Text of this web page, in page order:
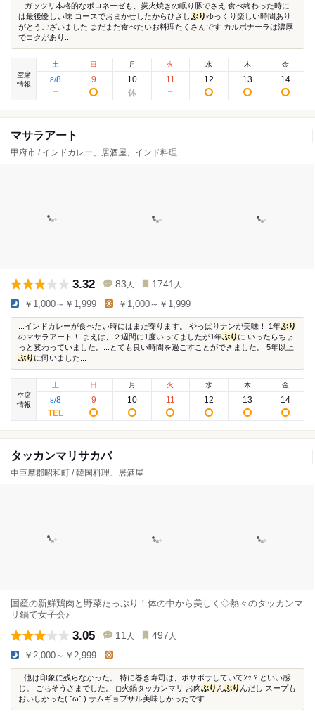
...ガッツリ本格的なボロネーゼも、炭火焼きの眠り豚でさえ 食べ終わった時に
は最後優しい味 コースでおまかせしたからひさしぶりゆっくり楽しい時間あり
がとうございました まだまだ食べたいお料理たくさんです カルボナーラは濃厚
でコクがあり...
空席
情報
土
8/8
日
9
月
10
火
11
水
12
木
13
金
14
マサラアート
甲府市 / インドカレー、居酒屋、インド料理
3.32 83 人 1741 人
￥1,000～￥1,999 ￥1,000～￥1,999
...インドカレーが食べたい時にはまた寄ります。 やっぱりナンが美味！ 1年ぶり
のマサラアート！ まえは、２週間に1度いってましたが1年ぶり に いったらちょ
っと変わっていました。...とても良い時間を過ごすことができました。 5年以上
ぶり に伺いました...
空席
情報
土
8/8
日
9
月
10
火
11
水
12
木
13
金
14
タッカンマリサカバ
中巨摩郡昭和町 / 韓国料理、居酒屋
国産の新鮮鶏肉と野菜たっぷり！体の中から美しく◇熱々のタッカンマ
リ鍋で女子会♪
3.05 11 人 497 人
￥2,000～￥2,999 -
...他は印象に残らなかった。 特に巻き寿司は、ボサボサしていてﾝｯ？といい感
じ。 ごちそうさまでした。 ◻︎火鍋タッカンマリ お肉ぶり んぶり んだし スープも
おいしかった( ˘ω˘ ) サムギョプサル美味しかったです...